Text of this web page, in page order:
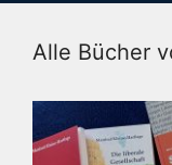
Alle Bücher